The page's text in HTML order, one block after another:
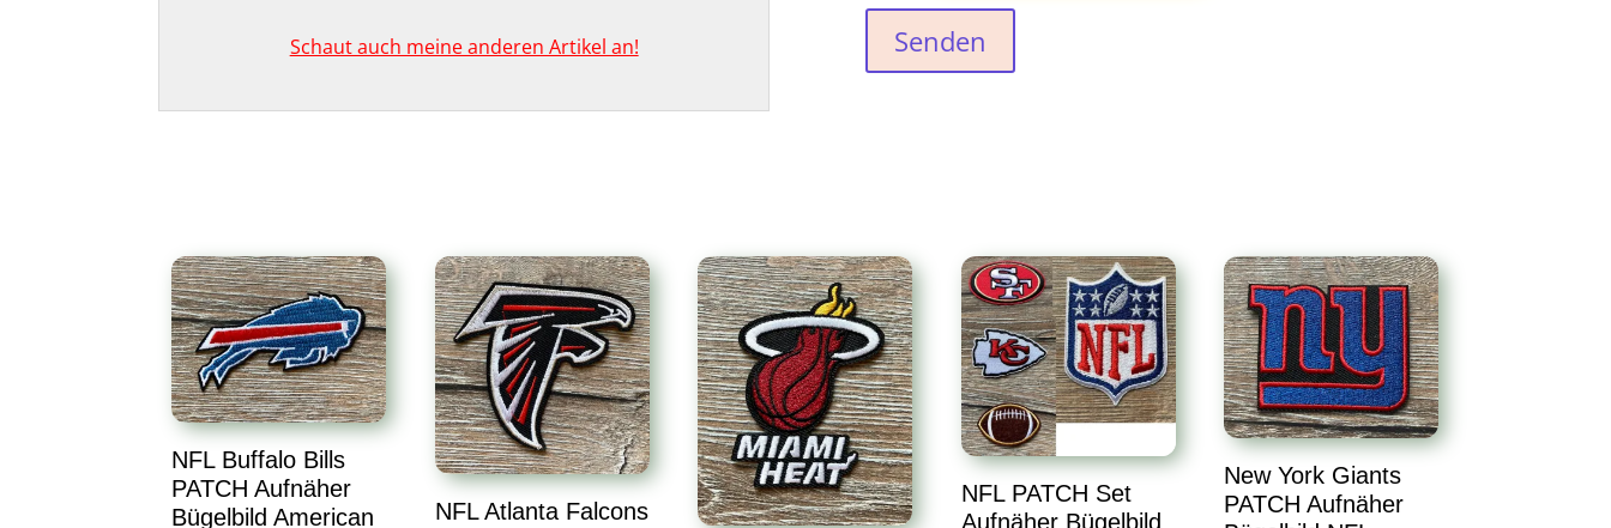
Schaut auch meine anderen Artikel an! Senden
NFL Buffalo Bills
PATCH Aufnäher
Bügelbild American
NFL Atlanta Falcons
NFL PATCH Set
Aufnäher Bügelbild
New York Giants
PATCH Aufnäher